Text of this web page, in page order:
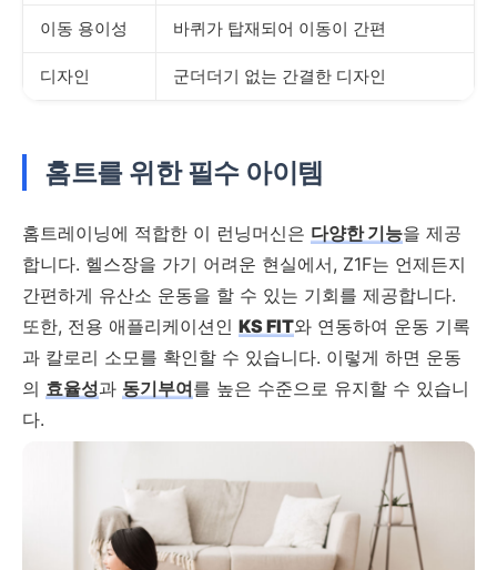
이동 용이성 바퀴가 탑재되어 이동이 간편
디자인 군더더기 없는 간결한 디자인
홈트를 위한 필수 아이템
홈트레이닝에 적합한 이 런닝머신은 다양한 기능을 제공
합니다. 헬스장을 가기 어려운 현실에서, Z1F는 언제든지
간편하게 유산소 운동을 할 수 있는 기회를 제공합니다.
또한, 전용 애플리케이션인 KS FIT와 연동하여 운동 기록
과 칼로리 소모를 확인할 수 있습니다. 이렇게 하면 운동
의 효율성과 동기부여를 높은 수준으로 유지할 수 있습니
다.